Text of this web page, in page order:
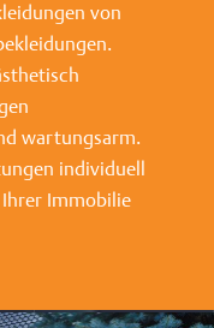
von
wartungsarm.
individuell
Immobilie